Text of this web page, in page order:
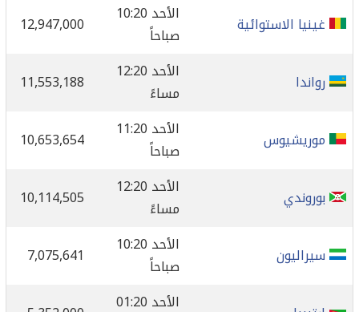
غينيا الاستوائية
الأحد 10:20
صباحاً
12,947,000
رواندا
الأحد 12:20
مساءً
11,553,188
موريشيوس
الأحد 11:20
صباحاً
10,653,654
بوروندي
الأحد 12:20
مساءً
10,114,505
سيراليون
الأحد 10:20
صباحاً
7,075,641
الأحد 01:20